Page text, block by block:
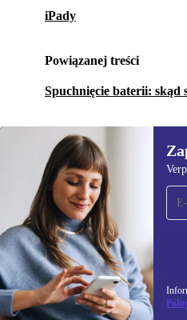
iPady
Powiązanej treści
Spuchnięcie baterii: skąd
Zapisz się na
newsletter!
Nie przegap
REFURBED POLSKA -